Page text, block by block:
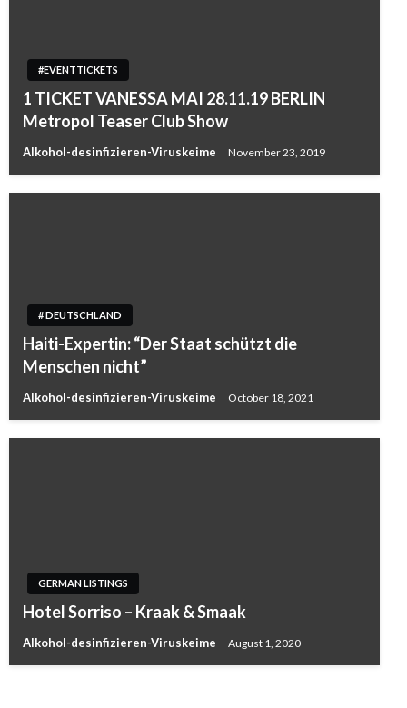
#EVENTTICKETS
1 TICKET VANESSA MAI 28.11.19 BERLIN
Metropol Teaser Club Show
Alkohol-desinfizieren-Viruskeime November 23, 2019
# DEUTSCHLAND
Haiti-Expertin: “Der Staat schützt die
Menschen nicht”
Alkohol-desinfizieren-Viruskeime October 18, 2021
GERMAN LISTINGS
Hotel Sorriso – Kraak & Smaak
Alkohol-desinfizieren-Viruskeime August 1, 2020